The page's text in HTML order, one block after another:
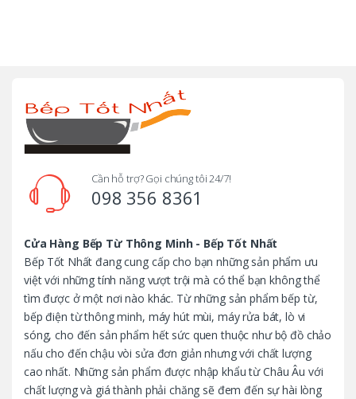
Cần hỗ trợ? Gọi chúng tôi 24/7!
098 356 8361
Cửa Hàng Bếp Từ Thông Minh - Bếp Tốt Nhất
Bếp Tốt Nhất đang cung cấp cho bạn những sản phẩm ưu
việt với những tính năng vượt trội mà có thể bạn không thể
tìm được ở một nơi nào khác. Từ những sản phẩm bếp từ,
bếp điện từ thông minh, máy hút mùi, máy rửa bát, lò vi
sóng, cho đến sản phẩm hết sức quen thuộc như bộ đồ chảo
nấu cho đến chậu vòi sửa đơn giản nhưng với chất lượng
cao nhất. Những sản phẩm được nhập khẩu từ Châu Âu với
chất lượng và giá thành phải chăng sẽ đem đến sự hài lòng